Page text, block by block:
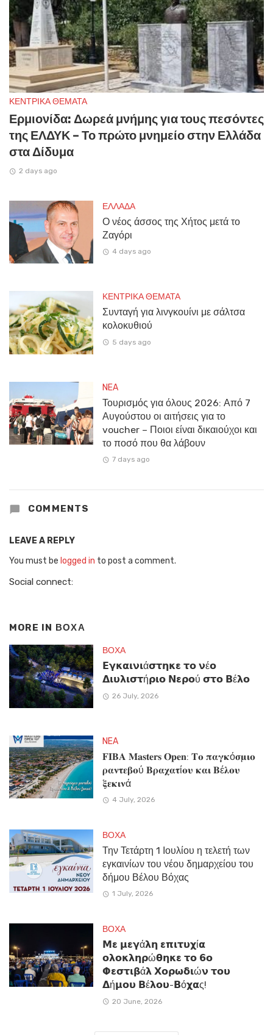
ΚΕΝΤΡΙΚΑ ΘΕΜΑΤΑ
Ερμιονίδα: Δωρεά μνήμης για τους πεσόντες
της ΕΛΔΥΚ – Το πρώτο μνημείο στην Ελλάδα
στα Δίδυμα
2 days ago
ΕΛΛΑΔΑ
Ο νέος άσσος της Χήτος μετά το
Ζαγόρι
4 days ago
ΚΕΝΤΡΙΚΑ ΘΕΜΑΤΑ
Συνταγή για λινγκουίνι με σάλτσα
κολοκυθιού
5 days ago
NEA
Τουρισμός για όλους 2026: Από 7
Αυγούστου οι αιτήσεις για το
voucher – Ποιοι είναι δικαιούχοι και
το ποσό που θα λάβουν
7 days ago
COMMENTS
LEAVE A REPLY
You must be logged in to post a comment.
Social connect:
MORE IN ΒΟΧΑ
ΒΟΧΑ
𝝚𝝲𝝹𝝰𝝸𝝼𝝸ά𝞂𝞃𝝶𝝹𝝴 𝞃𝝾 𝝼έ𝝾
𝝙𝝸𝞄𝝺𝝸𝞂𝞃ή𝞀𝝸𝝾 𝝢𝝴𝞀𝝾ύ 𝞂𝞃𝝾 𝝗έ𝝺𝝾
26 July, 2026
NEA
𝐅𝐈𝐁𝐀 𝐌𝐚𝐬𝐭𝐞𝐫𝐬 𝐎𝐩𝐞𝐧: 𝚻𝛐 𝛑𝛂𝛄𝛋ό𝛔𝛍𝛊𝛐
𝛒𝛂𝛎𝛕𝛆𝛃𝛐ύ 𝚩𝛒𝛂𝛘𝛂𝛕ί𝛐𝛖 𝛋𝛂𝛊 𝚩έ𝛌𝛐𝛖
𝛏𝛆𝛋𝛊𝛎ά
4 July, 2026
ΒΟΧΑ
Την Τετάρτη 1 Ιουλίου η τελετή των
εγκαινίων του νέου δημαρχείου του
δήμου Βέλου Βόχας
1 July, 2026
ΒΟΧΑ
𝝡𝝴 𝝻𝝴𝝲ά𝝺𝝶 𝝴𝝿𝝸𝞃𝞄𝞆ί𝝰
𝝾𝝺𝝾𝝹𝝺𝝶𝞀ώ𝝷𝝶𝝹𝝴 𝞃𝝾 𝟲𝝾
𝝫𝝴𝞂𝞃𝝸𝝱ά𝝺 𝝬𝝾𝞀𝞈𝝳𝝸ώ𝝼 𝞃𝝾𝞄
𝝙ή𝝻𝝾𝞄 𝝗έ𝝺𝝾𝞄-𝝗ό𝞆𝝰ς!
20 June, 2026